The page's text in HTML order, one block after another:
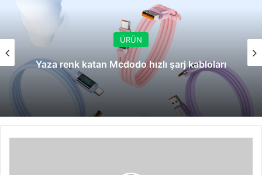
ÜRÜN
Yaza renk katan Mcdodo hızlı şarj kabloları